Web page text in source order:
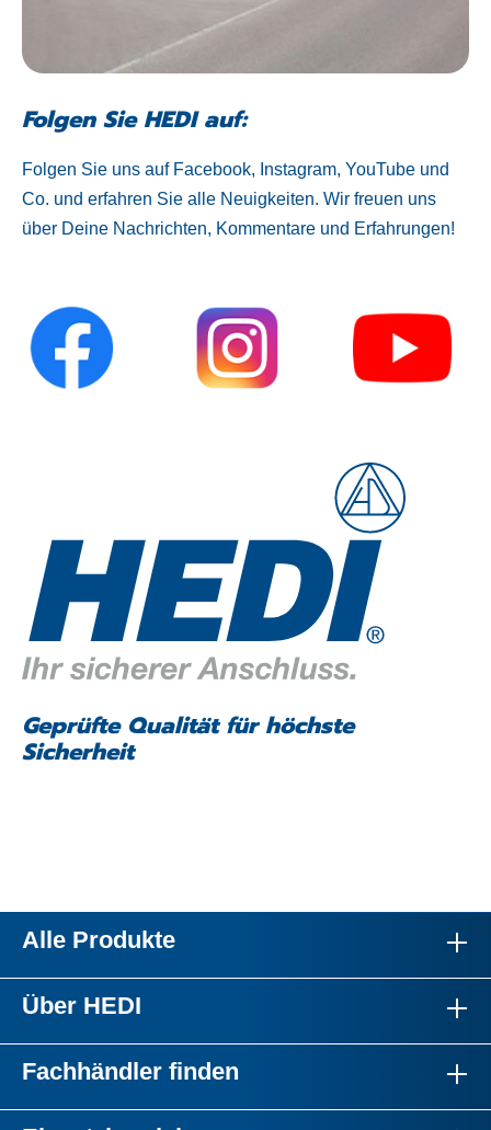
Folgen Sie HEDI auf:
Folgen Sie uns auf Facebook, Instagram, YouTube und
Co. und erfahren Sie alle Neuigkeiten. Wir freuen uns
über Deine Nachrichten, Kommentare und Erfahrungen!
Geprüfte Qualität für höchste
Sicherheit
Alle Produkte
Über HEDI
Fachhändler finden